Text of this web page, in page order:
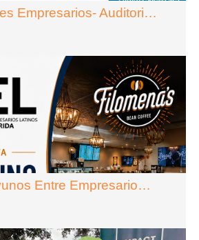
Jovenes Empresarios- Auditoria De Negocios
Desayunos Entre Empresarios – Florida